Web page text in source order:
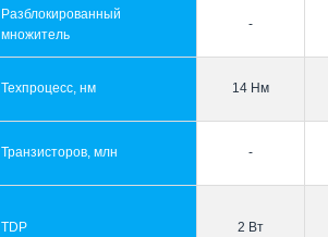
Разблокированный
множитель
-
Техпроцесс, нм 14 Нм
Транзисторов, млн -
TDP 2 Вт